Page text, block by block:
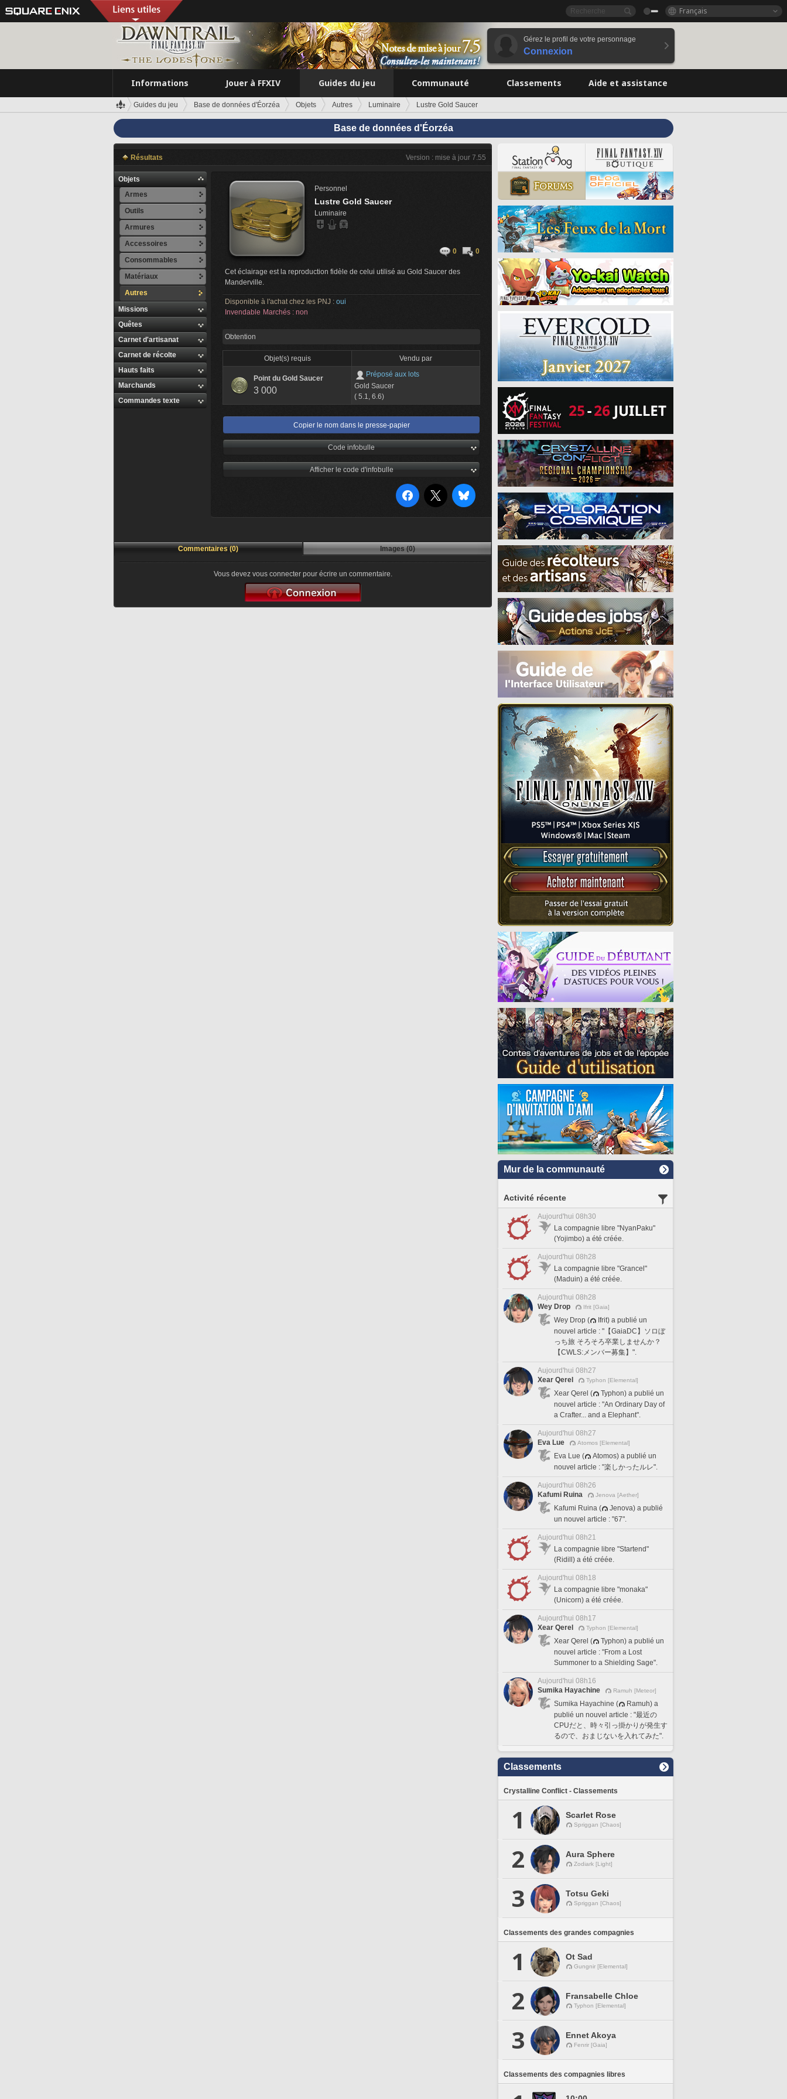
Français
Gérez le profil de votre personnage
Connexion
Informations Jouer à FFXIV Guides du jeu Communauté Classements Aide et assistance
Guides du jeu Base de données d'Éorzéa Objets Autres Luminaire Lustre Gold Saucer
Base de données d'Éorzéa
Résultats Version : mise à jour 7.55
Objets
Armes
Outils
Armures
Accessoires
Consommables
Matériaux
Autres
Missions
Quêtes
Carnet d'artisanat
Carnet de récolte
Hauts faits
Marchands
Commandes texte
Personnel
Lustre Gold Saucer
Luminaire
0 0
Cet éclairage est la reproduction fidèle de celui utilisé au Gold Saucer des
Manderville.
Disponible à l'achat chez les PNJ : oui
Invendable Marchés : non
Obtention
Objet(s) requis Vendu par
Point du Gold Saucer
3 000
Préposé aux lots
Gold Saucer
( 5.1, 6.6)
Copier le nom dans le presse-papier
Code infobulle
Afficher le code d'infobulle
Commentaires (0) Images (0)
Vous devez vous connecter pour écrire un commentaire.
Mur de la communauté
Activité récente
Aujourd'hui 08h30
La compagnie libre "NyanPaku"
(Yojimbo) a été créée.
Aujourd'hui 08h28
La compagnie libre "Grancel"
(Maduin) a été créée.
Aujourd'hui 08h28
Wey Drop
Ifrit [Gaia]
Wey Drop (
Ifrit) a publié un
nouvel article : "【GaiaDC】ソロぼ
っち旅 そろそろ卒業しませんか？
【CWLS:メンバー募集】".
Aujourd'hui 08h27
Xear Qerel
Typhon [Elemental]
Xear Qerel (
Typhon) a publié un
nouvel article : "An Ordinary Day of
a Crafter... and a Elephant".
Aujourd'hui 08h27
Eva Lue
Atomos [Elemental]
Eva Lue (
Atomos) a publié un
nouvel article : "楽しかったルレ".
Aujourd'hui 08h26
Kafumi Ruina
Jenova [Aether]
Kafumi Ruina (
Jenova) a publié
un nouvel article : "67".
Aujourd'hui 08h21
La compagnie libre "Startend"
(Ridill) a été créée.
Aujourd'hui 08h18
La compagnie libre "monaka"
(Unicorn) a été créée.
Aujourd'hui 08h17
Xear Qerel
Typhon [Elemental]
Xear Qerel (
Typhon) a publié un
nouvel article : "From a Lost
Summoner to a Shielding Sage".
Aujourd'hui 08h16
Sumika Hayachine
Ramuh [Meteor]
Sumika Hayachine (
Ramuh) a
publié un nouvel article : "最近の
CPUだと、時々引っ掛かりが発生す
るので、おまじないを入れてみた".
Classements
Crystalline Conflict - Classements
1 Scarlet Rose
Spriggan [Chaos]
2 Aura Sphere
Zodiark [Light]
3 Totsu Geki
Spriggan [Chaos]
Classements des grandes compagnies
1 Ot Sad
Gungnir [Elemental]
2 Fransabelle Chloe
Typhon [Elemental]
3 Ennet Akoya
Fenrir [Gaia]
Classements des compagnies libres